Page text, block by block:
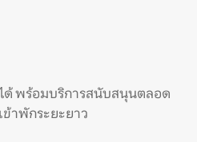
ด้ พร้อมบริการสนับสนุนตลอด
าพักระยะยาว